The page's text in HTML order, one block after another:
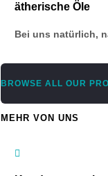
ätherische Öle
Bei uns natürlich,
BROWSE ALL OUR
MEHR VON UNS
